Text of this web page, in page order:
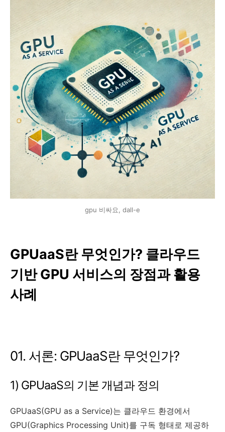
gpu 비싸요, dall-e
GPUaaS란 무엇인가? 클라우드
기반 GPU 서비스의 장점과 활용
사례
01. 서론: GPUaaS란 무엇인가?
1) GPUaaS의 기본 개념과 정의
GPUaaS(GPU as a Service)는 클라우드 환경에서
GPU(Graphics Processing Unit)를 구독 형태로 제공하